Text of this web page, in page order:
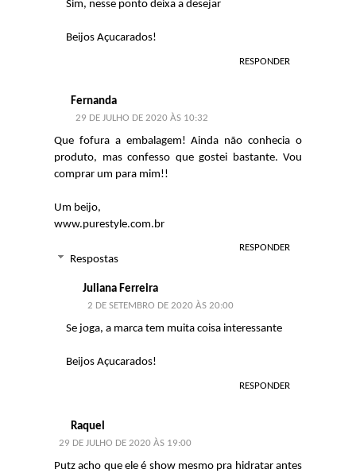
Sim, nesse ponto deixa a desejar
Beijos Açucarados!
RESPONDER
Fernanda
29 DE JULHO DE 2020 ÀS 10:32
Que fofura a embalagem! Ainda não conhecia o
produto, mas confesso que gostei bastante. Vou
comprar um para mim!!
Um beijo,
www.purestyle.com.br
RESPONDER
Respostas
Juliana Ferreira
2 DE SETEMBRO DE 2020 ÀS 20:00
Se joga, a marca tem muita coisa interessante
Beijos Açucarados!
RESPONDER
Raquel
29 DE JULHO DE 2020 ÀS 19:00
Putz acho que ele é show mesmo pra hidratar antes